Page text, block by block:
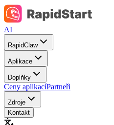
AI
RapidClaw
Aplikace
Doplňky
Ceny aplikacíPartneři
Zdroje
Kontakt